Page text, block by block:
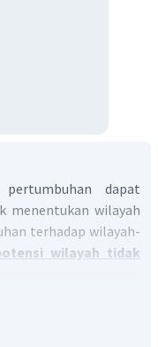
dapat
menentukan wilayah
terhadap wilayah-
wilayah tidak
kehidupan, baik